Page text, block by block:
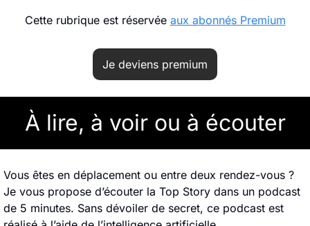
Cette rubrique est réservée aux abonnés Premium
Je deviens premium
À lire, à voir ou à écouter
Vous êtes en déplacement ou entre deux rendez-vous ?
Je vous propose d’écouter la Top Story dans un podcast
de 5 minutes. Sans dévoiler de secret, ce podcast est